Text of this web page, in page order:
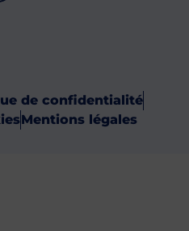
de confidentialité
Mentions légales